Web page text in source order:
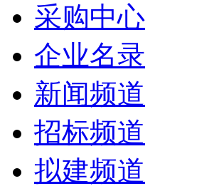
采购中心
企业名录
新闻频道
招标频道
拟建频道